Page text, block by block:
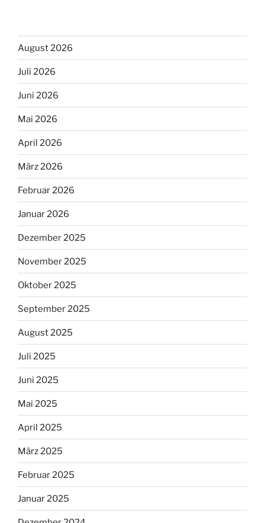
August 2026
Juli 2026
Juni 2026
Mai 2026
April 2026
März 2026
Februar 2026
Januar 2026
Dezember 2025
November 2025
Oktober 2025
September 2025
August 2025
Juli 2025
Juni 2025
Mai 2025
April 2025
März 2025
Februar 2025
Januar 2025